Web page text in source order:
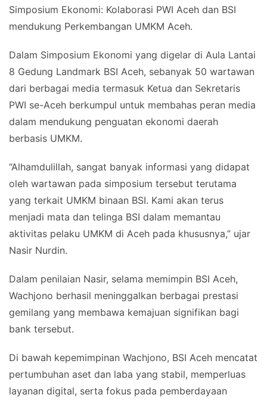
Simposium Ekonomi: Kolaborasi PWI Aceh dan BSI
mendukung Perkembangan UMKM Aceh.
Dalam Simposium Ekonomi yang digelar di Aula Lantai
8 Gedung Landmark BSI Aceh, sebanyak 50 wartawan
dari berbagai media termasuk Ketua dan Sekretaris
PWI se-Aceh berkumpul untuk membahas peran media
dalam mendukung penguatan ekonomi daerah
berbasis UMKM.
“Alhamdulillah, sangat banyak informasi yang didapat
oleh wartawan pada simposium tersebut terutama
yang terkait UMKM binaan BSI. Kami akan terus
menjadi mata dan telinga BSI dalam memantau
aktivitas pelaku UMKM di Aceh pada khususnya,” ujar
Nasir Nurdin.
Dalam penilaian Nasir, selama memimpin BSI Aceh,
Wachjono berhasil meninggalkan berbagai prestasi
gemilang yang membawa kemajuan signifikan bagi
bank tersebut.
Di bawah kepemimpinan Wachjono, BSI Aceh mencatat
pertumbuhan aset dan laba yang stabil, memperluas
layanan digital, serta fokus pada pemberdayaan